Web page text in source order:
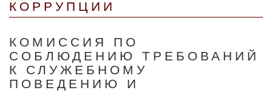
КОРРУПЦИИ
КОМИССИЯ ПО
СОБЛЮДЕНИЮ ТРЕБОВАНИЙ
К СЛУЖЕБНОМУ
ПОВЕДЕНИЮ И